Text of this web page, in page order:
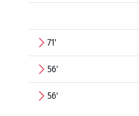
71'
56'
56'